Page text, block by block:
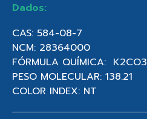
Dados:
CAS: 584-08-7
NCM: 28364000
FÓRMULA QUÍMICA: K2CO3
PESO MOLECULAR: 138.21
COLOR INDEX: NT